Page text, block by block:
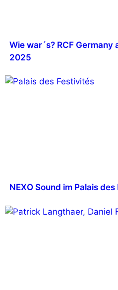
Wie war´s? RCF
2025
NEXO Sound im Palais